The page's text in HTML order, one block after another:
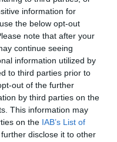
information for
the below opt-out
note that after your
continue seeing
information utilized by
to third parties prior to
out of the further
by third parties on the
This information may
on the IAB’s List of
disclose it to other
a helyzetet.”
egy új csapattárs, akivel
lesz rajtam, mintha
kell a klub jövőjére is.
kezeltek… a
akinek meg lenne az
én már nem vagyok itt.”
az valami
Mint barát és csapattárs